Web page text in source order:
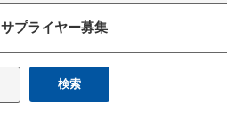
サプライヤー募集
検索